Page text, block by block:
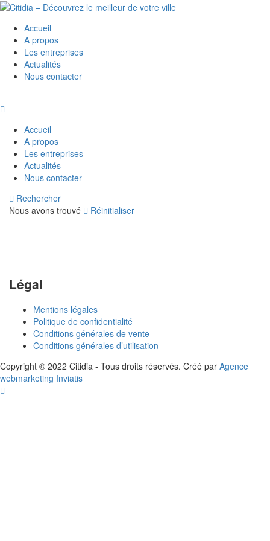
Accueil
A propos
Les entreprises
Actualités
Nous contacter
Accueil
A propos
Les entreprises
Actualités
Nous contacter
Rechercher
Nous avons trouvé
Réinitialiser
Légal
Mentions légales
Politique de confidentialité
Conditions générales de vente
Conditions générales d’utilisation
Copyright © 2022 Citidia - Tous droits réservés. Créé par Agence
webmarketing Inviatis